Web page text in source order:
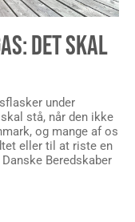
DET SKAL
under
stå, når den ikke
og mange af os
eller til at riste en
Beredskaber